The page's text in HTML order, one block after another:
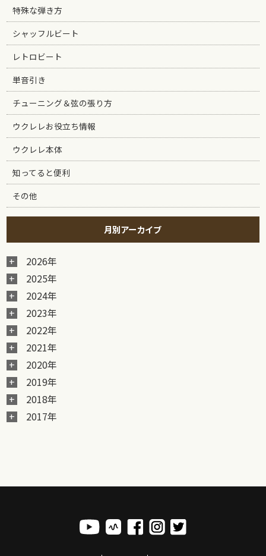
特殊な弾き方
シャッフルビート
レトロビート
単音引き
チューニング＆弦の張り方
ウクレレお役立ち情報
ウクレレ本体
知ってると便利
その他
月別アーカイブ
2026年
2025年
2024年
2023年
2022年
2021年
2020年
2019年
2018年
2017年